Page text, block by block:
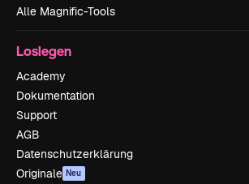
Alle Magnific-Tools
Loslegen
Academy
Dokumentation
Support
AGB
Datenschutzerklärung
Originale Neu